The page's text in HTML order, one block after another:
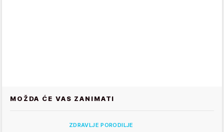
MOŽDA ĆE VAS ZANIMATI
ZDRAVLJE PORODILJE